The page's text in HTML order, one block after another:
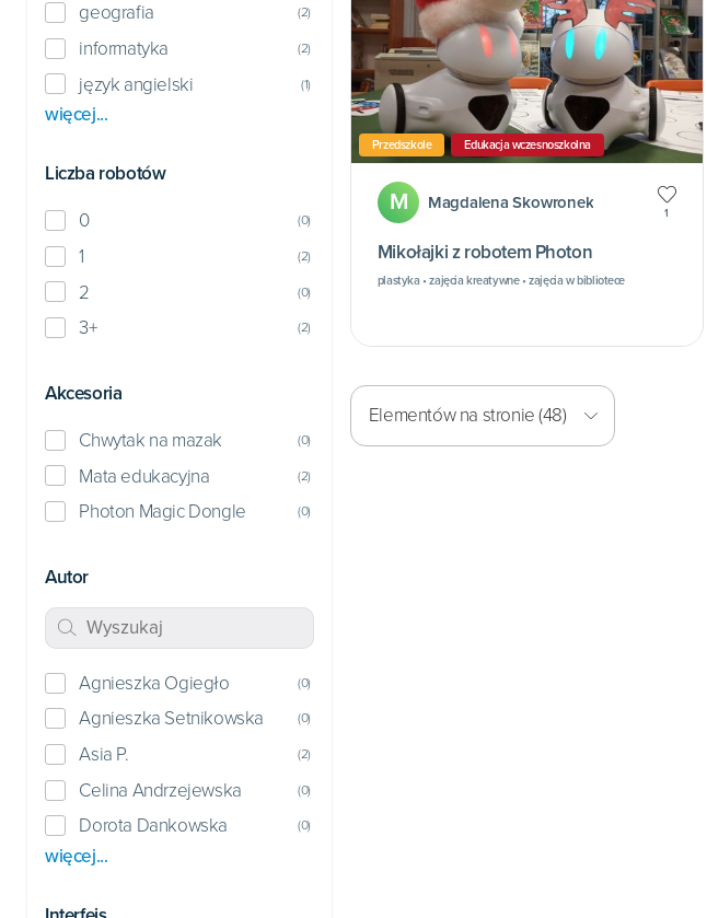
geografia (2)
informatyka (2)
język angielski (1)
więcej...
Liczba robotów
0 (0)
1 (2)
2 (0)
3+ (2)
Akcesoria
Chwytak na mazak (0)
Mata edukacyjna (2)
Photon Magic Dongle (0)
Autor
Agnieszka Ogiegło (0)
Agnieszka Setnikowska (0)
Asia P. (2)
Celina Andrzejewska (0)
Dorota Dankowska (0)
więcej...
Przedszkole Edukacja wczesnoszkolna
M Magdalena Skowronek
1
Mikołajki z robotem Photon
plastyka • zajęcia kreatywne • zajęcia w bibliotece
Elementów na stronie (48)